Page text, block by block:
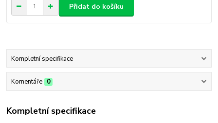
Přidat do košíku
Kompletní specifikace
Komentáře 0
Kompletní specifikace